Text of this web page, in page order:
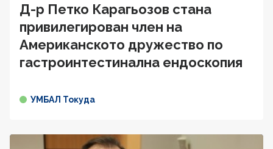
Д-р Петко Карагьозов стана
привилегирован член на
Американското дружество по
гастроинтестинална ендоскопия
УМБАЛ Токуда